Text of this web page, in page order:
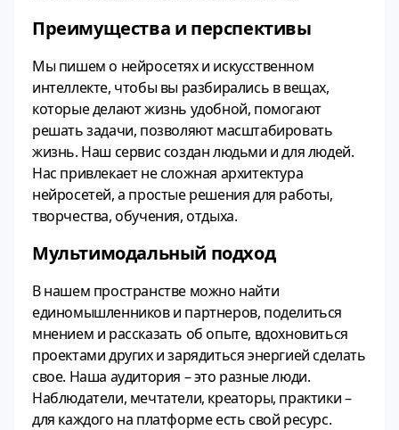
Преимущества и перспективы
Мы пишем о нейросетях и искусственном
интеллекте, чтобы вы разбирались в вещах,
которые делают жизнь удобной, помогают
решать задачи, позволяют масштабировать
жизнь. Наш сервис создан людьми и для людей.
Нас привлекает не сложная архитектура
нейросетей, а простые решения для работы,
творчества, обучения, отдыха.
Мультимодальный подход
В нашем пространстве можно найти
единомышленников и партнеров, поделиться
мнением и рассказать об опыте, вдохновиться
проектами других и зарядиться энергией сделать
свое. Наша аудитория – это разные люди.
Наблюдатели, мечтатели, креаторы, практики –
для каждого на платформе есть свой ресурс.